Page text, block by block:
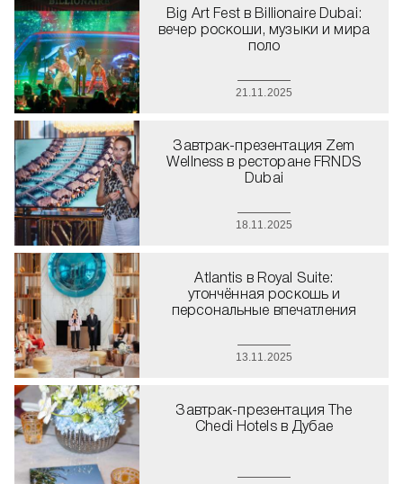
Big Art Fest в Billionaire Dubai:
вечер роскоши, музыки и мира
поло
21.11.2025
Завтрак-презентация Zem
Wellness в ресторане FRNDS
Dubai
18.11.2025
Atlantis в Royal Suite:
утончённая роскошь и
персональные впечатления
13.11.2025
Завтрак-презентация The
Chedi Hotels в Дубае